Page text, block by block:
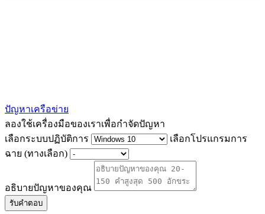
ปัญหาเครือข่าย
ลองใช้เครื่องมือของเราเพื่อกำจัดปัญหา
เลือกระบบปฏิบัติการ
เลือกโปรแกรมการ
ฉาย (ทางเลือก)
อธิบายปัญหาของคุณ
รับคำตอบ